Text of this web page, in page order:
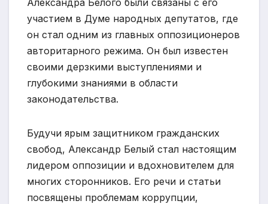
участием в Думе народных депутатов, где
он стал одним из главных оппозиционеров
авторитарного режима. Он был известен
своими дерзкими выступлениями и
глубокими знаниями в области
законодательства.
Будучи ярым защитником гражданских
свобод, Александр Белый стал настоящим
лидером оппозиции и вдохновителем для
многих сторонников. Его речи и статьи
посвящены проблемам коррупции,